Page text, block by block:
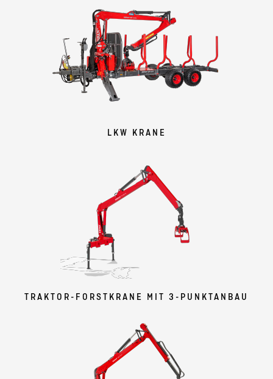
LKW KRANE
TRAKTOR-FORSTKRANE MIT 3-PUNKTANBAU